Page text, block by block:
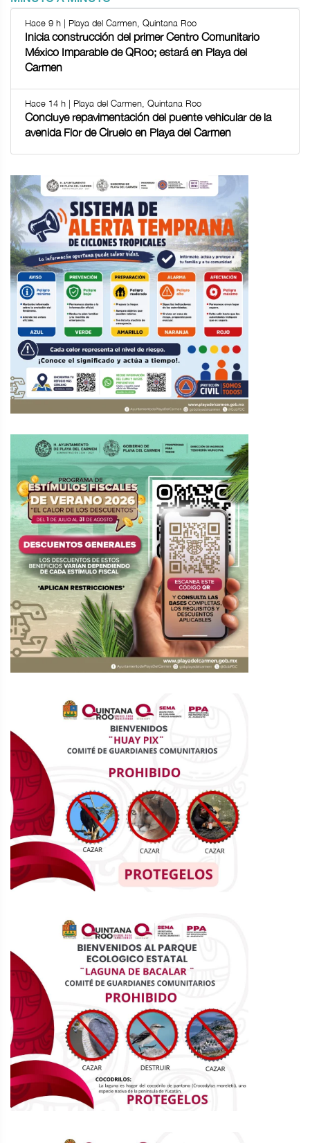
Hace 9 h | Playa del Carmen, Quintana Roo
Inicia construcción del primer Centro Comunitario
México Imparable de QRoo; estará en Playa del
Carmen
Hace 14 h | Playa del Carmen, Quintana Roo
Concluye repavimentación del puente vehicular de la
avenida Flor de Ciruelo en Playa del Carmen